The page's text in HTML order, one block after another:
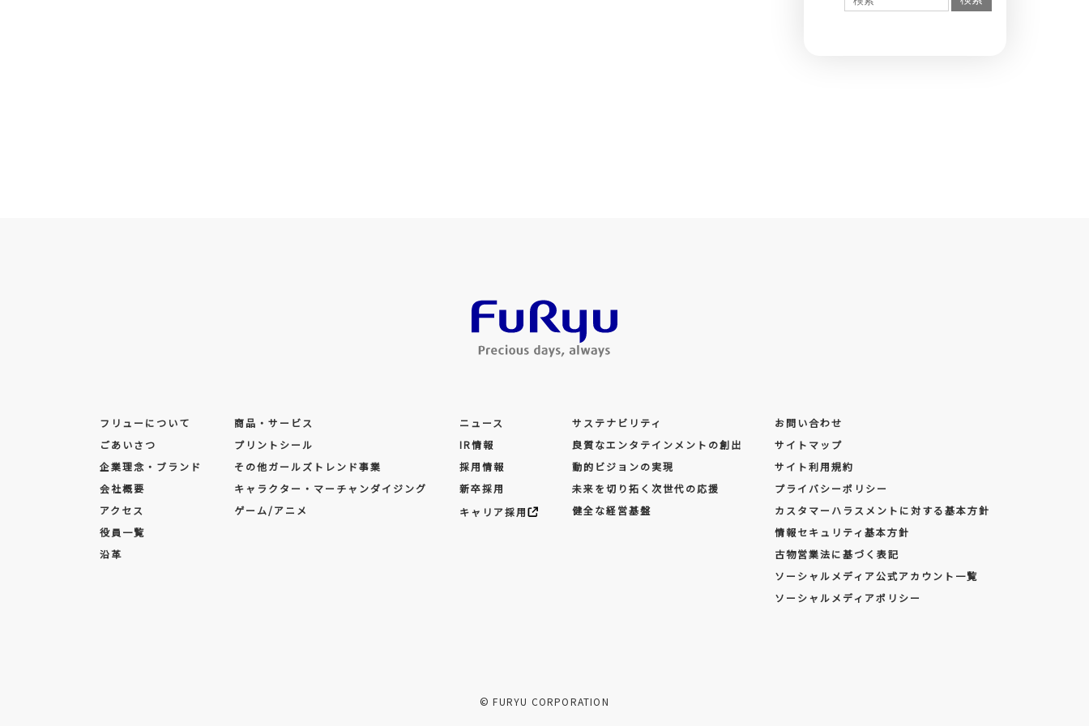
フリューについて
ごあいさつ
企業理念・ブランド
会社概要
アクセス
役員一覧
沿革
商品・サービス
プリントシール
その他ガールズトレンド事業
キャラクター・マーチャンダイジング
ゲーム/アニメ
ニュース
IR情報
採用情報
新卒採用
キャリア採用
サステナビリティ
良質なエンタテインメントの創出
動的ビジョンの実現
未来を切り拓く次世代の応援
健全な経営基盤
お問い合わせ
サイトマップ
サイト利用規約
プライバシーポリシー
カスタマーハラスメントに対する基本方針
情報セキュリティ基本方針
古物営業法に基づく表記
ソーシャルメディア公式アカウント一覧
ソーシャルメディアポリシー
© FURYU CORPORATION